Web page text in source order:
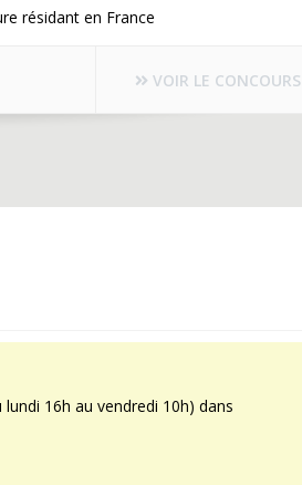
résidant en France
VOIR LE CONCOURS
16h au vendredi 10h) dans